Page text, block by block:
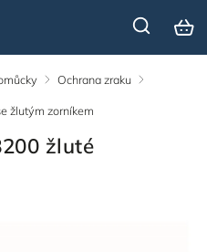
/ Ochrana zraku /
žlutým zorníkem
žluté